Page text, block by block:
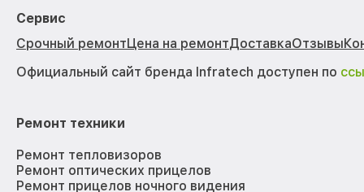
Сервис
Срочный ремонтЦена на ремонтДоставкаОтзывы
Официальный сайт бренда Infratech доступен по
Ремонт техники
Ремонт тепловизоров
Ремонт оптических прицелов
Ремонт прицелов ночного видения